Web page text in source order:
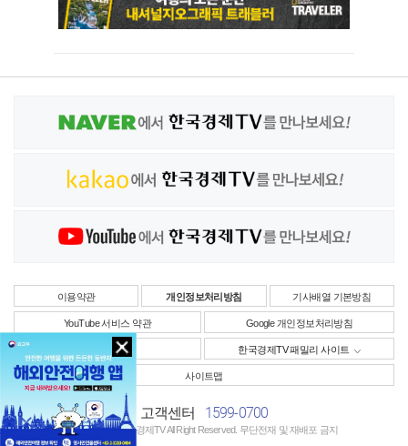
이용약관 개인정보처리방침 기사배열 기본방침
YouTube 서비스 약관 Google 개인정보처리방침
사업자정보 한국경제TV 패밀리 사이트
사이트맵
고객센터 1599-0700
Copyright © 한국경제TV All Right Reserved. 무단전재 및 재배포 금지